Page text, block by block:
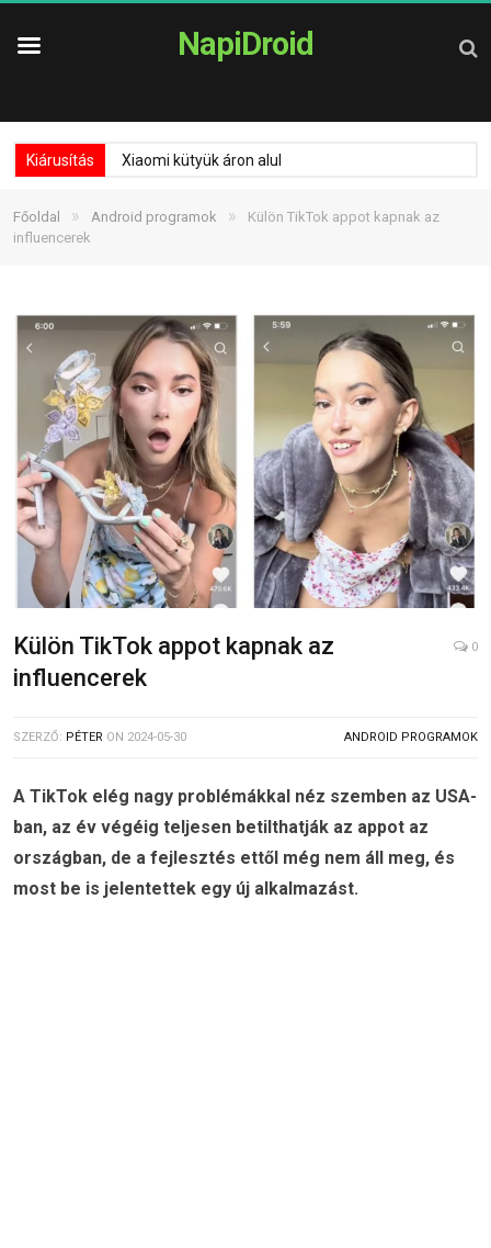
NapiDroid
Kiárusítás Xiaomi kütyük áron alul
Főoldal » Android programok »
Külön TikTok appot kapnak az
influencerek
Külön TikTok appot kapnak az
influencerek
0
SZERZŐ: PÉTER ON 2024-05-30 ANDROID PROGRAMOK
A TikTok elég nagy problémákkal néz szemben az USA-
ban, az év végéig teljesen betilthatják az appot az
országban, de a fejlesztés ettől még nem áll meg, és
most be is jelentettek egy új alkalmazást.